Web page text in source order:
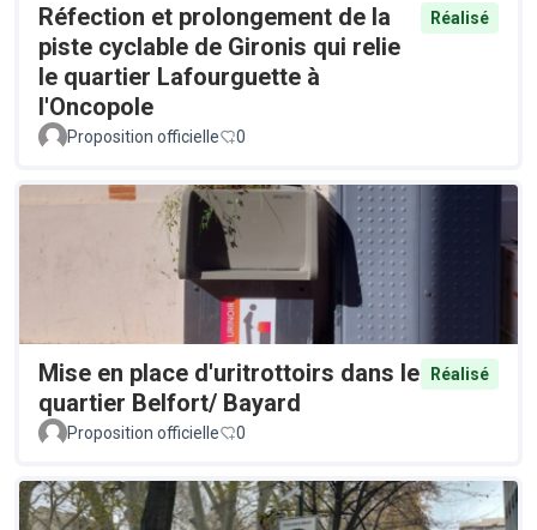
Réfection et prolongement de la
piste cyclable de Gironis qui relie
le quartier Lafourguette à
l'Oncopole
Réalisé
Proposition officielle 0
Mise en place d'uritrottoirs dans le
quartier Belfort/ Bayard
Réalisé
Proposition officielle 0